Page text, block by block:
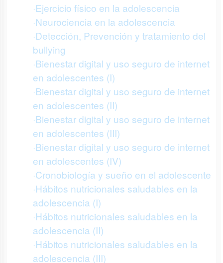
·Ejercicio físico en la adolescencia
·Neurociencia en la adolescencia
·Detección, Prevención y tratamiento del
bullying
·Bienestar digital y uso seguro de internet
en adolescentes (I)
·Bienestar digital y uso seguro de internet
en adolescentes (II)
·Bienestar digital y uso seguro de internet
en adolescentes (III)
·Bienestar digital y uso seguro de internet
en adolescentes (IV)
·Cronobiología y sueño en el adolescente
·Hábitos nutricionales saludables en la
adolescencia (I)
·Hábitos nutricionales saludables en la
adolescencia (II)
·Hábitos nutricionales saludables en la
adolescencia (III)